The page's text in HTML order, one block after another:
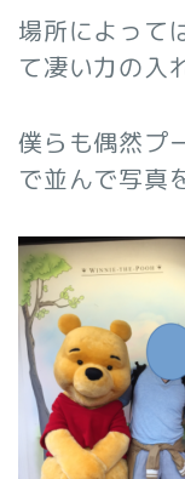
場所によって
て凄い力の入
僕らも偶然プ
で並んで写真